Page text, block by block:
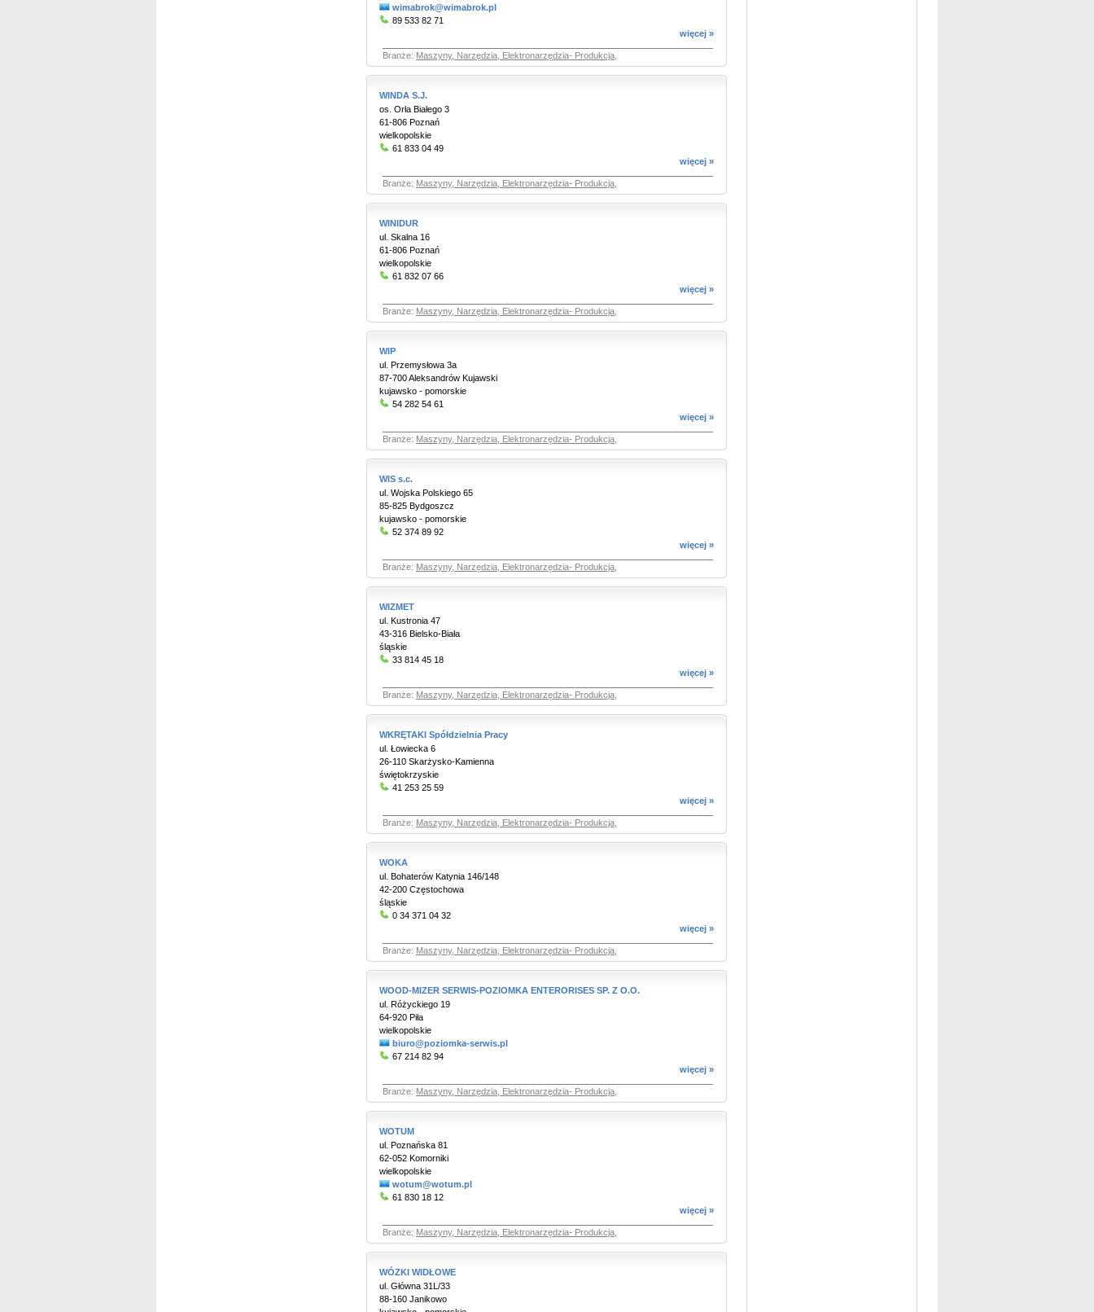
wimabrok@wimabrok.pl
89 533 82 71
więcej »
Branże: Maszyny, Narzędzia, Elektronarzędzia- Produkcja
WINDA S.J.
os. Orła Białego 3
61-806 Poznań
wielkopolskie
61 833 04 49
więcej »
Branże: Maszyny, Narzędzia, Elektronarzędzia- Produkcja
WINIDUR
ul. Skalna 16
61-806 Poznań
wielkopolskie
61 832 07 66
więcej »
Branże: Maszyny, Narzędzia, Elektronarzędzia- Produkcja
WIP
ul. Przemysłowa 3a
87-700 Aleksandrów Kujawski
kujawsko - pomorskie
54 282 54 61
więcej »
Branże: Maszyny, Narzędzia, Elektronarzędzia- Produkcja
WIS s.c.
ul. Wojska Polskiego 65
85-825 Bydgoszcz
kujawsko - pomorskie
52 374 89 92
więcej »
Branże: Maszyny, Narzędzia, Elektronarzędzia- Produkcja
WIZMET
ul. Kustronia 47
43-316 Bielsko-Biała
śląskie
33 814 45 18
więcej »
Branże: Maszyny, Narzędzia, Elektronarzędzia- Produkcja
WKRĘTAKI Spółdzielnia Pracy
ul. Łowiecka 6
26-110 Skarżysko-Kamienna
świętokrzyskie
41 253 25 59
więcej »
Branże: Maszyny, Narzędzia, Elektronarzędzia- Produkcja
WOKA
ul. Bohaterów Katynia 146/148
42-200 Częstochowa
śląskie
0 34 371 04 32
więcej »
Branże: Maszyny, Narzędzia, Elektronarzędzia- Produkcja
WOOD-MIZER SERWIS-POZIOMKA ENTERORISES SP. Z O.O.
ul. Różyckiego 19
64-920 Piła
wielkopolskie
biuro@poziomka-serwis.pl
67 214 82 94
więcej »
Branże: Maszyny, Narzędzia, Elektronarzędzia- Produkcja
WOTUM
ul. Poznańska 81
62-052 Komorniki
wielkopolskie
wotum@wotum.pl
61 830 18 12
więcej »
Branże: Maszyny, Narzędzia, Elektronarzędzia- Produkcja
WÓZKI WIDŁOWE
ul. Główna 31L/33
88-160 Janikowo